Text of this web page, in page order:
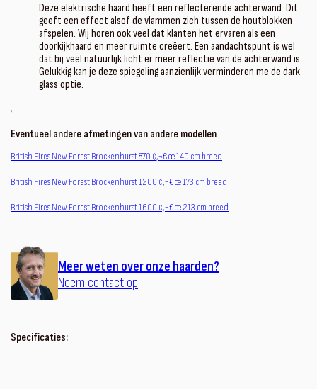
Deze elektrische haard heeft een reflecterende achterwand. Dit
geeft een effect alsof de vlammen zich tussen de houtblokken
afspelen. Wij horen ook veel dat klanten het ervaren als een
doorkijkhaard en meer ruimte creëert. Een aandachtspunt is wel
dat bij veel natuurlijk licht er meer reflectie van de achterwand is.
Gelukkig kan je deze spiegeling aanzienlijk verminderen me de dark
glass optie.
‚
Eventueel andere afmetingen van andere modellen
British Fires New Forest Brockenhurst 870 ¢‚¬€œ 140 cm breed
British Fires New Forest Brockenhurst 1200 ¢‚¬€œ 173 cm breed
British Fires New Forest Brockenhurst 1600 ¢‚¬€œ 213 cm breed
Meer weten over onze haarden?
Neem contact op
Specificaties: